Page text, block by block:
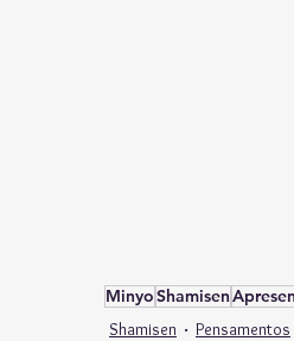
MinyoShamisen
Shamisen
Pensamentos